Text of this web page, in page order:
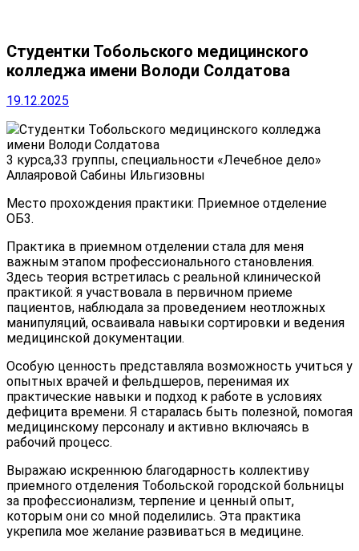
Студентки Тобольского медицинского
колледжа имени Володи Солдатова
19.12.2025
Студентки Тобольского медицинского колледжа
имени Володи Солдатова
3 курса,33 группы, специальности «Лечебное дело»
Аллаяровой Сабины Ильгизовны
Место прохождения практики: Приемное отделение
ОБ3.
Практика в приемном отделении стала для меня
важным этапом профессионального становления.
Здесь теория встретилась с реальной клинической
практикой: я участвовала в первичном приеме
пациентов, наблюдала за проведением неотложных
манипуляций, осваивала навыки сортировки и ведения
медицинской документации.
Особую ценность представляла возможность учиться у
опытных врачей и фельдшеров, перенимая их
практические навыки и подход к работе в условиях
дефицита времени. Я старалась быть полезной, помогая
медицинскому персоналу и активно включаясь в
рабочий процесс.
Выражаю искреннюю благодарность коллективу
приемного отделения Тобольской городской больницы
за профессионализм, терпение и ценный опыт,
которым они со мной поделились. Эта практика
укрепила мое желание развиваться в медицине.